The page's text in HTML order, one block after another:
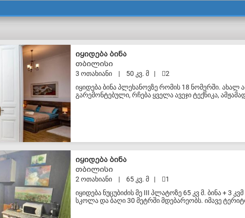
S-VIP იყიდება ბინა
თბილისი
3 ოთახიანი | 50 კვ. მ |
2
იყიდება ბინა პლეხანოვზე რომის 18 ნომერში.
გარემონტებული, რჩება ყველა ავეჯი ტექნიკა,
S-VIP იყიდება ბინა
თბილისი
2 ოთახიანი | 65 კვ. მ |
1
იყიდება ნუცუბიძის მე III პლატოზე 65 კვ მ. ბინა + 3
სკოლა და ბაღი 30 მეტრში მდებარეობს. იმავე